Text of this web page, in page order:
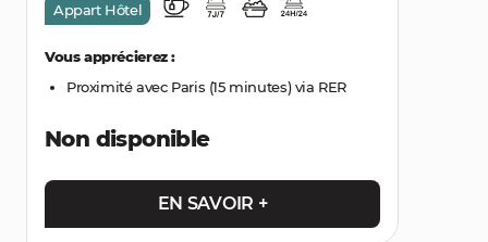
Appart Hôtel
Vous apprécierez :
Proximité avec Paris (15 minutes) via RER
Non disponible
EN SAVOIR +